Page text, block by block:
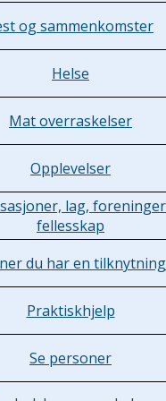
og sammenkomster
Helse
Mat overraskelser
Opplevelser
lag,
fellesskap
du har en
Praktiskhjelp
Se personer